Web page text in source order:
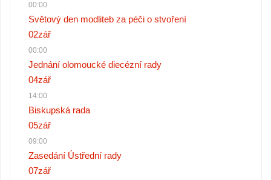
00:00
Světový den modliteb za péči o stvoření
02zář
00:00
Jednání olomoucké diecézní rady
04zář
14:00
Biskupská rada
05zář
09:00
Zasedání Ústřední rady
07zář